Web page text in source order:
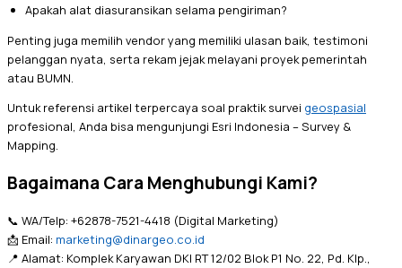
Apakah alat diasuransikan selama pengiriman?
Penting juga memilih vendor yang memiliki ulasan baik, testimoni
pelanggan nyata, serta rekam jejak melayani proyek pemerintah
atau BUMN.
Untuk referensi artikel terpercaya soal praktik survei geospasial
profesional, Anda bisa mengunjungi Esri Indonesia – Survey &
Mapping.
Bagaimana Cara Menghubungi Kami?
📞 WA/Telp: +62878-7521-4418 (Digital Marketing)
📩 Email: marketing@dinargeo.co.id
📍 Alamat: Komplek Karyawan DKI RT 12/02 Blok P1 No. 22, Pd. Klp.,